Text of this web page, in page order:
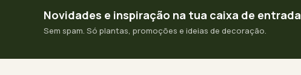
Novidades e inspiração na tua caixa de entrada
Sem spam. Só plantas, promoções e ideias de decoração.